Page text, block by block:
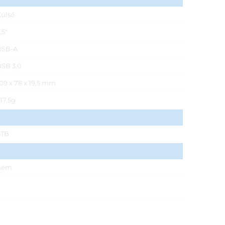
A
3.0
x 78 x 19,5 mm